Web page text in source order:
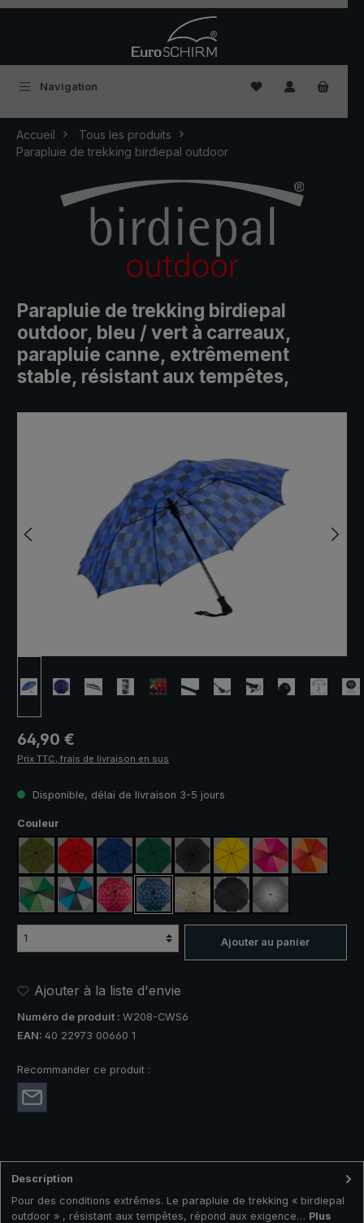
Navigation Vous avez 0
Accueil
Tous les produits
Parapluie de trekking birdiepal outdoor
Parapluie de trekking birdiepal
outdoor, bleu / vert à carreaux,
parapluie canne, extrêmement
stable, résistant aux tempêtes,
Prix régulier :
64,90 €
Prix TTC, frais de livraison en sus
Disponible, délai de livraison 3-5 jours
Sélectionnez
Couleur
vert oliverouge bleu royalvert foncénoir jaune rose fuchsia /
orange /
vert clair / vert foncé
bleu / vert / gris
rose / rouge à carreaux
bleu / vert à carreaux
camouflagenoir, avec bandes
argent, protection
Ajouter au panier
Ajouter à la liste d'envie
Numéro de produit : W208-CWS6
EAN: 40 22973 00660 1
Recommander ce produit :
Description
Pour des conditions extrêmes. Le parapluie de trekking « birdiepal
outdoor » , résistant aux tempêtes, répond aux exigence… Plus